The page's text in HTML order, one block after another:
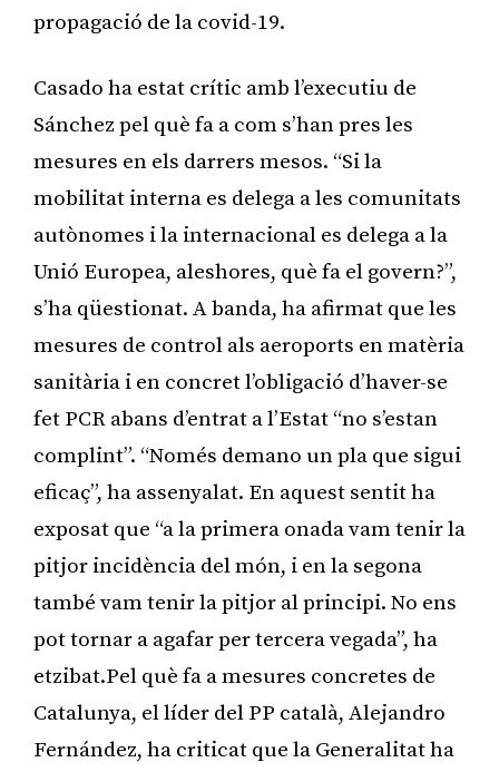
propagació de la covid-19.
Casado ha estat crític amb l’executiu de
Sánchez pel què fa a com s’han pres les
mesures en els darrers mesos. “Si la
mobilitat interna es delega a les comunitats
autònomes i la internacional es delega a la
Unió Europea, aleshores, què fa el govern?”,
s’ha qüestionat. A banda, ha afirmat que les
mesures de control als aeroports en matèria
sanitària i en concret l’obligació d’haver-se
fet PCR abans d’entrat a l’Estat “no s’estan
complint”. “Només demano un pla que sigui
eficaç”, ha assenyalat. En aquest sentit ha
exposat que “a la primera onada vam tenir la
pitjor incidència del món, i en la segona
també vam tenir la pitjor al principi. No ens
pot tornar a agafar per tercera vegada”, ha
etzibat.Pel què fa a mesures concretes de
Catalunya, el líder del PP català, Alejandro
Fernández, ha criticat que la Generalitat ha